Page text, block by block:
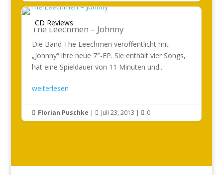
CD Reviews
The Leechmen – Johnny
Die Band The Leechmen veröffentlicht mit
„Johnny“ ihre neue 7″-EP. Sie enthält vier Songs,
hat eine Spieldauer von 11 Minuten und...
weiterlesen
 Florian Puschke |  Juli 23, 2013 |  0